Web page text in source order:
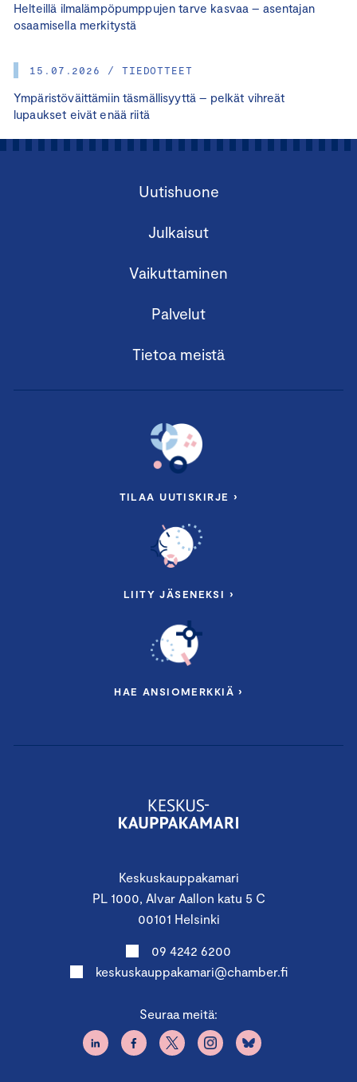
Helteillä ilmalämpöpumppujen tarve kasvaa – asentajan
osaamisella merkitystä
15.07.2026 / TIEDOTTEET
Ympäristöväittämiin täsmällisyyttä – pelkät vihreät
lupaukset eivät enää riitä
Keskuskauppakamari
PL 1000, Alvar Aallon katu 5 C
00101 Helsinki
09 4242 6200
keskuskauppakamari@chamber.fi
Seuraa meitä:
Uutishuone
Julkaisut
Vaikuttaminen
Palvelut
Tietoa meistä
TILAA UUTISKIRJE ›
LIITY JÄSENEKSI ›
HAE ANSIOMERKKIÄ ›